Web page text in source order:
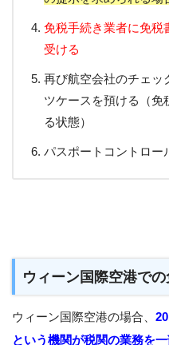
免税手続き業者に免税
受ける
再び航空会社のチェッ
ツケースを預ける（免
る状態）
パスポートコントロー
ウィーン国際空港で
ウィーン国際空港の場合、
という機関が税関の業務を